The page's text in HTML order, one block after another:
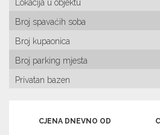
Lokacija u objektu
Broj spavaćih soba
Broj kupaonica
Broj parking mjesta
Privatan bazen
CJENA DNEVNO OD